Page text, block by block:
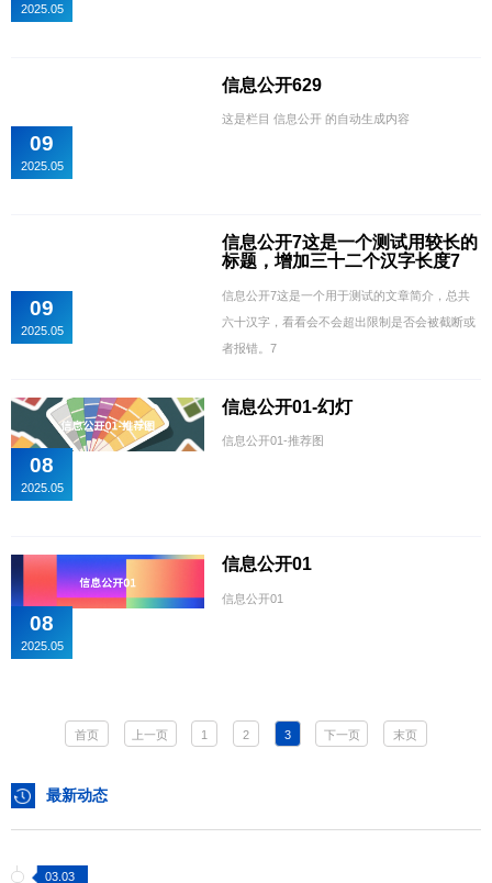
2025.05
09
2025.05
信息公开629
这是栏目 信息公开 的自动生成内容
09
2025.05
信息公开7这是一个测试用较长的
标题，增加三十二个汉字长度7
信息公开7这是一个用于测试的文章简介，总共
六十汉字，看看会不会超出限制是否会被截断或
者报错。7
08
2025.05
​信息公开01-幻灯
信息公开01-推荐图
08
2025.05
信息公开01
信息公开01
首页 上一页 1 2 3 下一页 末页
最新动态
03.03